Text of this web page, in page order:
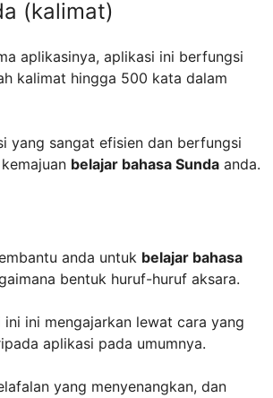
(kalimat)
aplikasinya, aplikasi ini berfungsi
kalimat hingga 500 kata dalam
yang sangat efisien dan berfungsi
belajar bahasa Sunda anda.
anda untuk belajar bahasa
bentuk huruf-huruf aksara.
ini mengajarkan lewat cara yang
aplikasi pada umumnya.
yang menyenangkan, dan